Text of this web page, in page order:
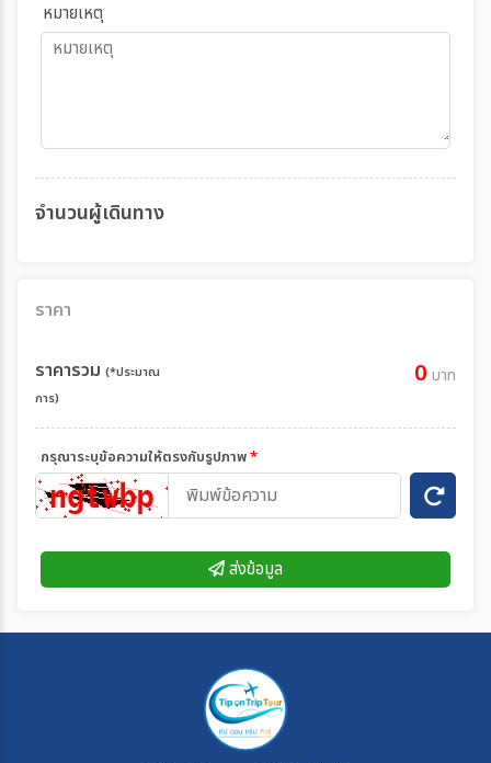
หมายเหตุ
จำนวนผู้เดินทาง
ราคา
ราคารวม (*ประมาณ
การ)
0 บาท
กรุณาระบุข้อความให้ตรงกับรูปภาพ*
ส่งข้อมูล